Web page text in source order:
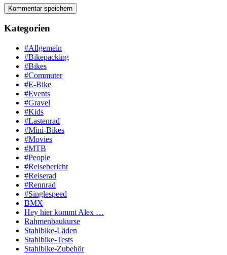
Kategorien
#Allgemein
#Bikepacking
#Bikes
#Commuter
#E-Bike
#Events
#Gravel
#Kids
#Lastenrad
#Mini-Bikes
#Movies
#MTB
#People
#Reisebericht
#Reiserad
#Rennrad
#Singlespeed
BMX
Hey hier kommt Alex …
Rahmenbaukurse
Stahlbike-Läden
Stahlbike-Tests
Stahlbike-Zubehör